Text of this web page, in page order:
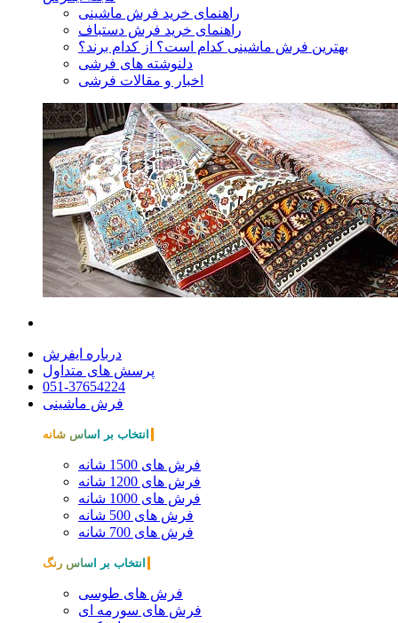
راهنمای خرید فرش ماشینی
راهنمای خرید فرش دستباف
بهترین فرش ماشینی کدام است؟ از کدام برند؟
دلنوشته های فرشی
اخبار و مقالات فرشی
درباره ایفرش
پرسش های متداول
051-37654224
فرش ماشینی
انتخاب بر اساس شانه
فرش های 1500 شانه
فرش های 1200 شانه
فرش های 1000 شانه
فرش های 500 شانه
فرش های 700 شانه
انتخاب بر اساس رنگ
فرش های طوسی
فرش های سورمه ای